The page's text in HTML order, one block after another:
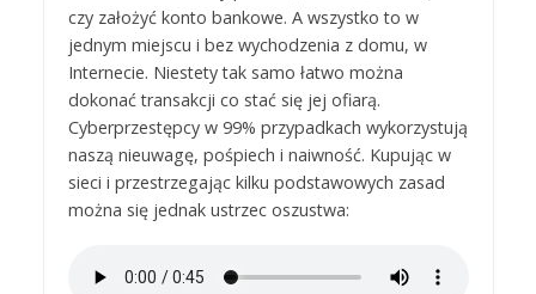
czy założyć konto bankowe. A wszystko to w
jednym miejscu i bez wychodzenia z domu, w
Internecie. Niestety tak samo łatwo można
dokonać transakcji co stać się jej ofiarą.
Cyberprzestępcy w 99% przypadkach wykorzystują
naszą nieuwagę, pośpiech i naiwność. Kupując w
sieci i przestrzegając kilku podstawowych zasad
można się jednak ustrzec oszustwa: